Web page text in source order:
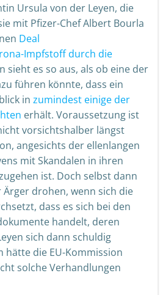
Ursula von der Leyen, die
mit Pfizer-Chef Albert Bourla
Deal
Impfstoff durch die
sieht es so aus, als ob eine der
führen könnte, dass ein
in zumindest einige der
erhält. Voraussetzung ist
vorsichtshalber längst
angesichts der ellenlangen
mit Skandalen in ihren
ist. Doch selbst dann
drohen, wenn sich die
dass es sich bei den
handelt, deren
sich dann schuldig
hätte die EU-Kommission
solche Verhandlungen